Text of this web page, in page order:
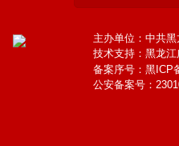
主办单位：中共
技术支持：黑龙江
备案序号：黑ICP
公安备案号：